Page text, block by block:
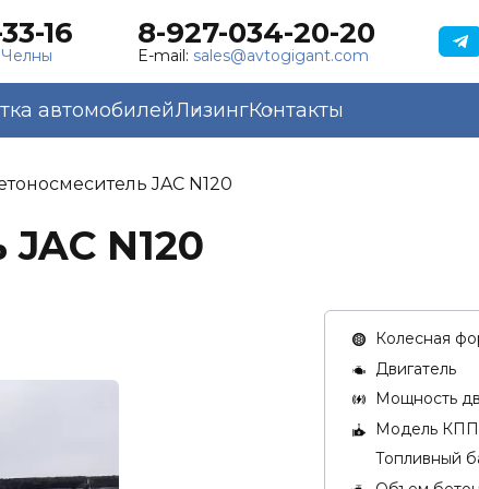
16 8-927-034-20-20
E-mail: sales@avtogigant.com
автомобилейЛизингКонтакты
JAC N120
N120
Колесная
Двигатель
Мощность
Модель КПП
Топливный